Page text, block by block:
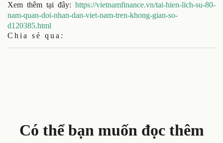
Xem thêm tại đây: https://vietnamfinance.vn/tai-hien-lich-su-80-
nam-quan-doi-nhan-dan-viet-nam-tren-khong-gian-so-
d120385.html
Chia sẻ qua:
Có thể bạn muốn đọc thêm